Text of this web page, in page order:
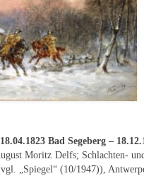
18.04.1823 Bad Segeberg –
Moritz Delfs; Schlachten-
„Spiegel“ (10/1947)),